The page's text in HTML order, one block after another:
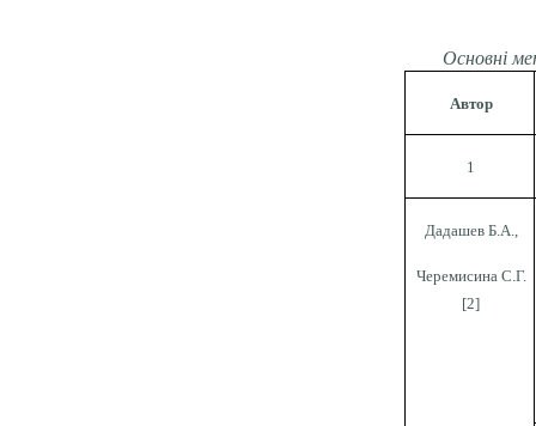
Основні
Автор
1
Дадашев Б.А.,
Черемисина С.Г.
[2]